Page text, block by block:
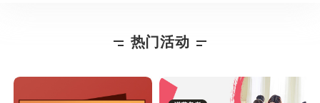
热门活动